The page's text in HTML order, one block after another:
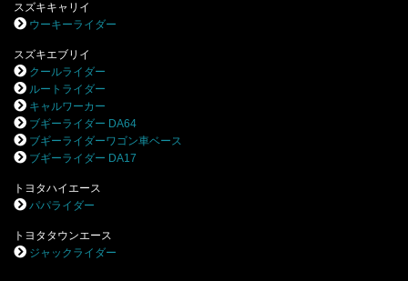
スズキキャリイ
ウーキーライダー
スズキエブリイ
クールライダー
ルートライダー
キャルワーカー
ブギーライダー DA64
ブギーライダーワゴン車ベース
ブギーライダー DA17
トヨタハイエース
パパライダー
トヨタタウンエース
ジャックライダー